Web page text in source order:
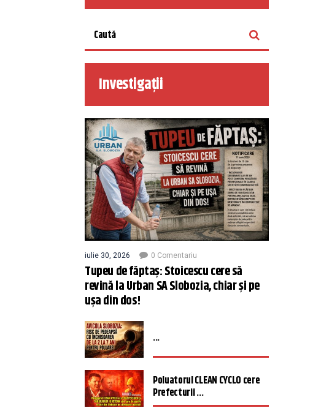
Investigații
iulie 30, 2026 0 Comentariu
Tupeu de făptaș: Stoicescu cere să
revină la Urban SA Slobozia, chiar și pe
ușa din dos!
...
Poluatorul CLEAN CYCLO cere
Prefecturii ...